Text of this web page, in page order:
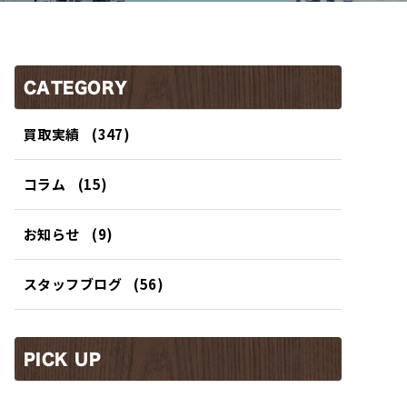
CATEGORY
買取実績 (347)
コラム (15)
お知らせ (9)
スタッフブログ (56)
PICK UP